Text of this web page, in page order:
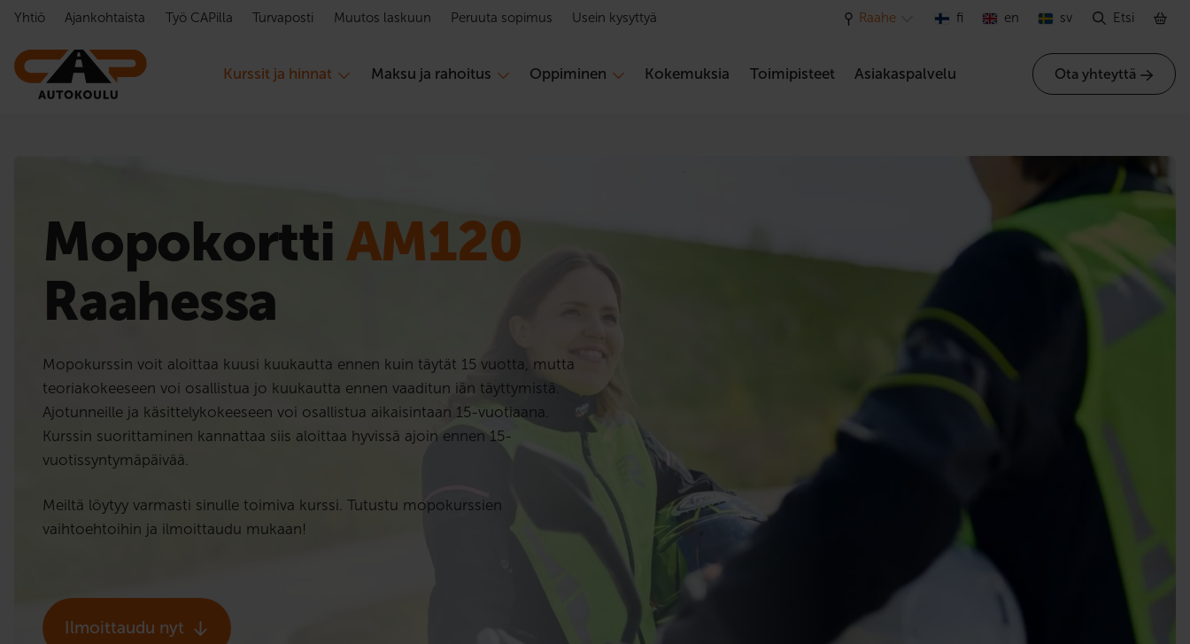
Hyppää sisältöön
Kurssit ja hinnat Maksu ja rahoitus Oppiminen Kokemuksia Toimipisteet Asiakaspalvelu Ota yhteyttä
Yhtiö Ajankohtaista Työ CAPilla Turvaposti Muutos laskuun Peruuta sopimus Usein kysyttyä Raahe fi en sv Etsi
Mopokortti AM120
Raahessa
Mopokurssin voit aloittaa kuusi kuukautta ennen kuin täytät 15 vuotta, mutta
teoriakokeeseen voi osallistua jo kuukautta ennen vaaditun iän täyttymistä.
Ajotunneille ja käsittelykokeeseen voi osallistua aikaisintaan 15-vuotiaana.
Kurssin suorittaminen kannattaa siis aloittaa hyvissä ajoin ennen 15-
vuotissyntymäpäivää.
Meiltä löytyy varmasti sinulle toimiva kurssi. Tutustu mopokurssien
vaihtoehtoihin ja ilmoittaudu mukaan!
Ilmoittaudu nyt